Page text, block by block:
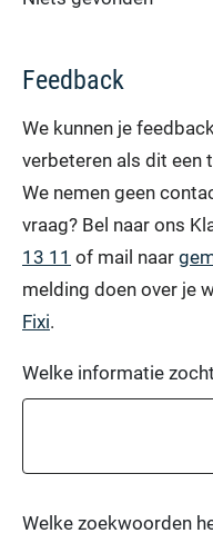
Feedback
We kunnen je
verbeteren als dit een
We nemen geen
vraag? Bel naar ons
13 11 of mail naar
melding doen over je
Fixi.
Welke informatie
Welke zoekwoorden